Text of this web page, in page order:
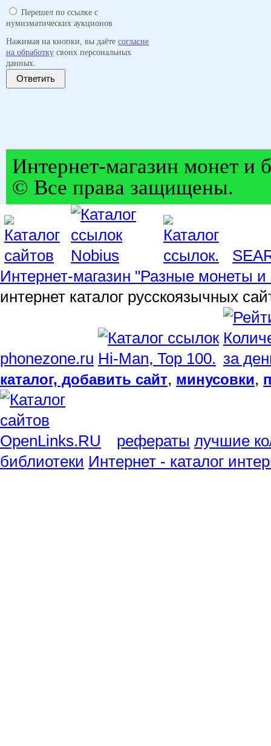
Перешел по ссылке с
нумизматических аукционов
Нажимая на кнопки, вы даёте согласие
на обработку своих персональных
данных.
Ответить
Интернет-магазин монет и
© Все права защищены.
Интернет-магазин "Разные монеты и
интернет каталог русскоязычных
phonezone.ru
каталог, добавить сайт, минусовки,
рефераты лучшие
библиотеки Интернет - каталог